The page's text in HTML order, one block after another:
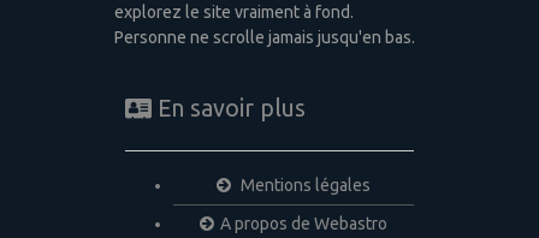
explorez le site vraiment à fond.
Personne ne scrolle jamais jusqu'en bas.
En savoir plus
Mentions légales
A propos de Webastro